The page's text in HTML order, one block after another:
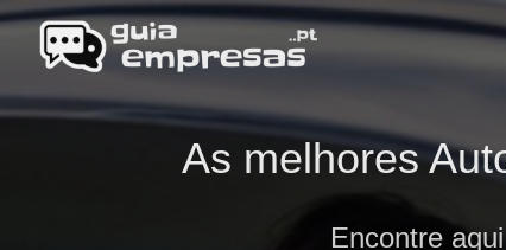
As melhores
Encontre